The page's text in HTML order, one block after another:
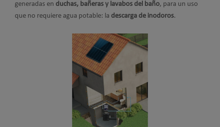
generadas en duchas, bañeras y lavabos del baño, para un uso
que no requiere agua potable: la descarga de inodoros.